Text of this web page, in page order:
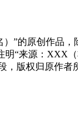
”的原创作品
“来源：
版权归原作